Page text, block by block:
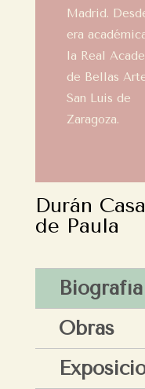
Madrid.
era
la Real
de Bellas
San Luis de
Zaragoza.
Durán
de Paula
Biografía
Obras